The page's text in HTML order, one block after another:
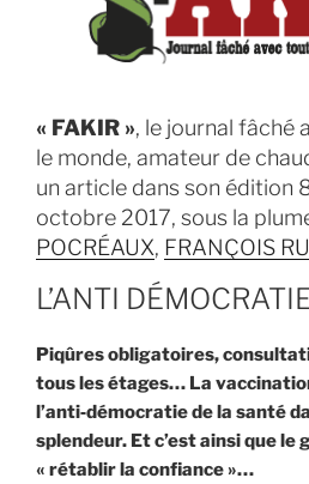
soeur
« FAKIR », le journal fâché
le monde, amateur de
un article dans son édition
octobre 2017, sous la
POCRÉAUX, FRANÇOIS
L’ANTI
Piqûres obligatoires,
tous les étages… La
l’anti‑démocratie de la santé
splendeur. Et c’est ainsi que
« rétablir la confiance »…